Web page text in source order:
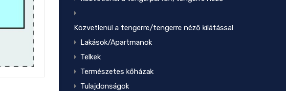
Közvetlenül a tengerre/tengerre néző kilátással
Lakások/Apartmanok
Telkek
Természetes kőházak
Tulajdonságok